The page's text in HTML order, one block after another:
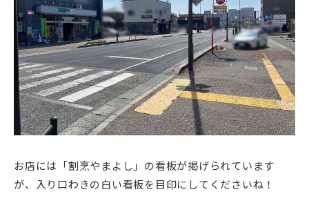
お店には「割烹やまよし」の看板が掲げられています
が、入り口わきの白い看板を目印にしてくださいね！